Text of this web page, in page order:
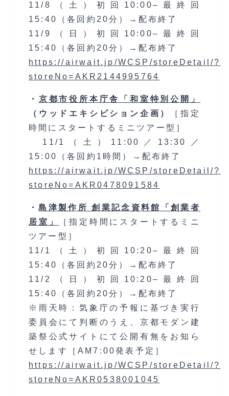
11/8（土）初回10:00–最終回
15:40（各回約20分）→配布終了
11/9（日）初回10:00–最終回
15:40（各回約20分）→配布終了
https://airwait.jp/WCSP/storeDetail/?
storeNo=AKR2144995764
・ 京都市役所本庁舎「和室特別公開」
（ウッドエキシビション企画）
［指定
時間にスタートするミニツアー型］
11/1（土）11:00／13:30／
15:00（各回約1時間）→配布終了
https://airwait.jp/WCSP/storeDetail/?
storeNo=AKR0478091584
・島津製作所 創業記念資料館「創業者
居室」
［指定時間にスタートするミニ
ツアー型］
11/1（土）初回10:20–最終回
15:40（各回約20分）→配布終了
11/2（日）初回10:20–最終回
15:40（各回約20分）→配布終了
※雨天時：気象庁の予報に基づき実行
委員会にて判断のうえ、京都モダン建
築祭公式サイトにて公開有無をお知ら
せします［AM7:00発表予定］
https://airwait.jp/WCSP/storeDetail/?
storeNo=AKR0538001045